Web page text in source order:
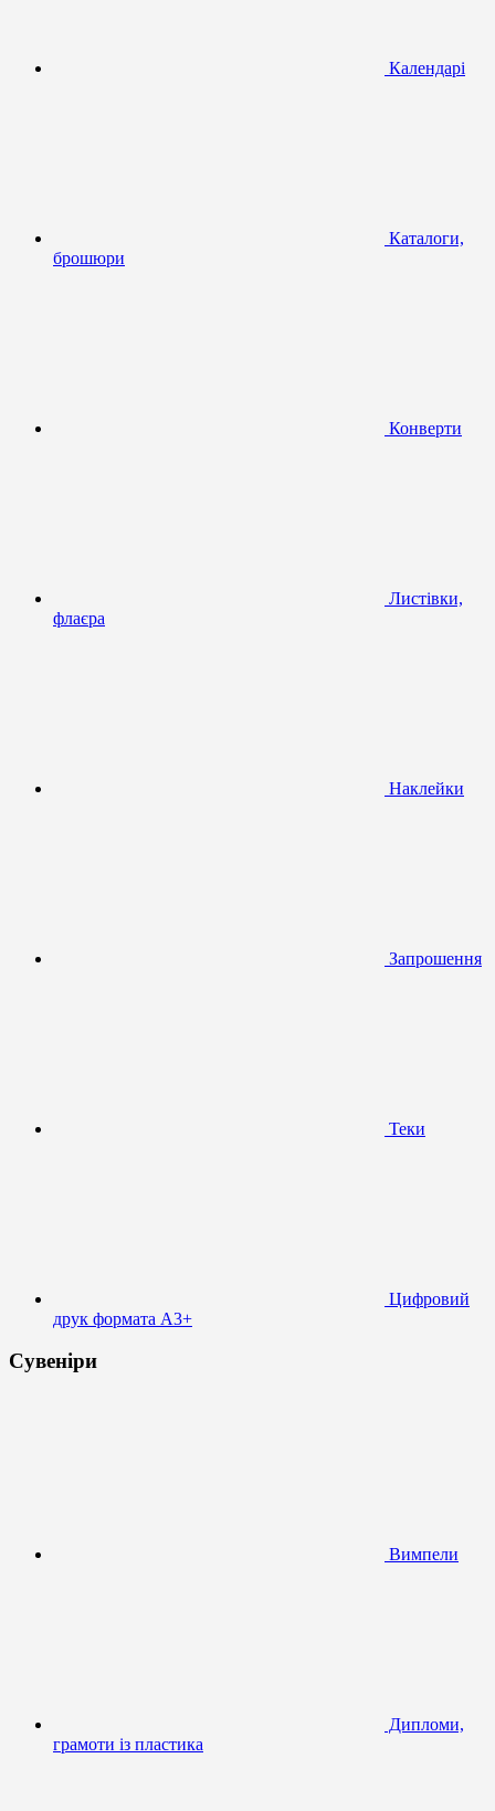
Календарі
Каталоги,
брошюри
Конверти
Листівки,
флаєра
Наклейки
Запрошення
Теки
Цифровий
друк формата А3+
Сувеніри
Вимпели
Дипломи,
грамоти із пластика